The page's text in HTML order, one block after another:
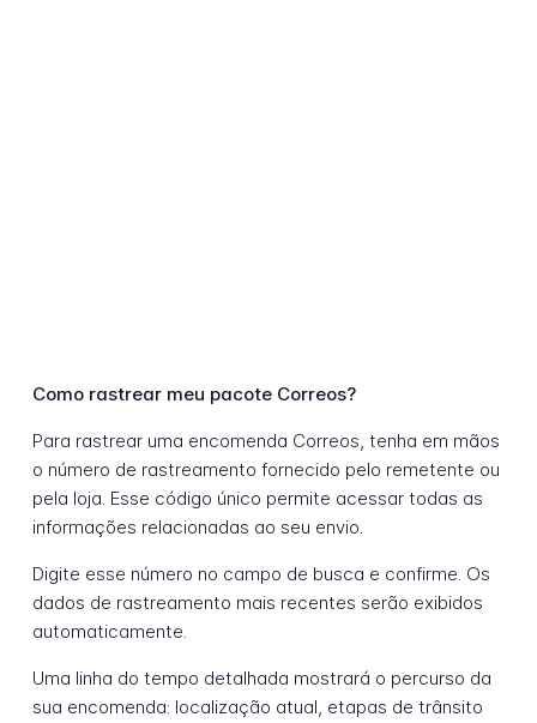
Como rastrear meu pacote Correos?
Para rastrear uma encomenda Correos, tenha em mãos
o número de rastreamento fornecido pelo remetente ou
pela loja. Esse código único permite acessar todas as
informações relacionadas ao seu envio.
Digite esse número no campo de busca e confirme. Os
dados de rastreamento mais recentes serão exibidos
automaticamente.
Uma linha do tempo detalhada mostrará o percurso da
sua encomenda: localização atual, etapas de trânsito